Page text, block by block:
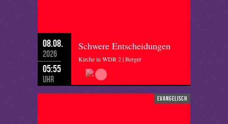
08.08.
2026
05:55
Uhr
Schwere Entscheidungen
Kirche in WDR 2 | Berger
evangelisch